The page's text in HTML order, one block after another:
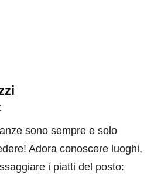
sono sempre e solo
Adora conoscere luoghi,
i piatti del posto: